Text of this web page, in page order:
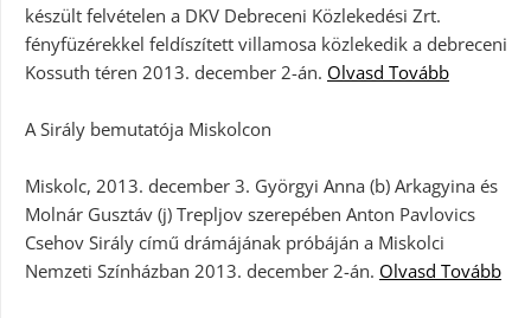
készült felvételen a DKV Debreceni Közlekedési Zrt.
fényfüzérekkel feldíszített villamosa közlekedik a debreceni
Kossuth téren 2013. december 2-án. Olvasd Tovább
A Sirály bemutatója Miskolcon
Miskolc, 2013. december 3. Györgyi Anna (b) Arkagyina és
Molnár Gusztáv (j) Trepljov szerepében Anton Pavlovics
Csehov Sirály című drámájának próbáján a Miskolci
Nemzeti Színházban 2013. december 2-án. Olvasd Tovább